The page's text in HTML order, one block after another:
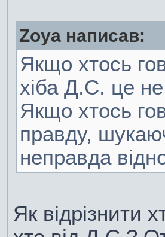
Zoya написав:
Якщо хтось
хіба Д.С. це
Якщо хтось
правду,
неправда
Як відрізнити